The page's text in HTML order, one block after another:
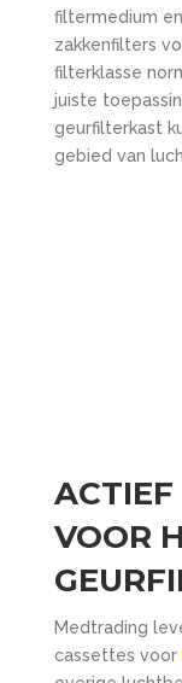
filtermedium
zakkenfilters
filterklasse
juiste
geurfilterkast
gebied van
ACTIEF
VOOR
Medtrading
cassettes voor